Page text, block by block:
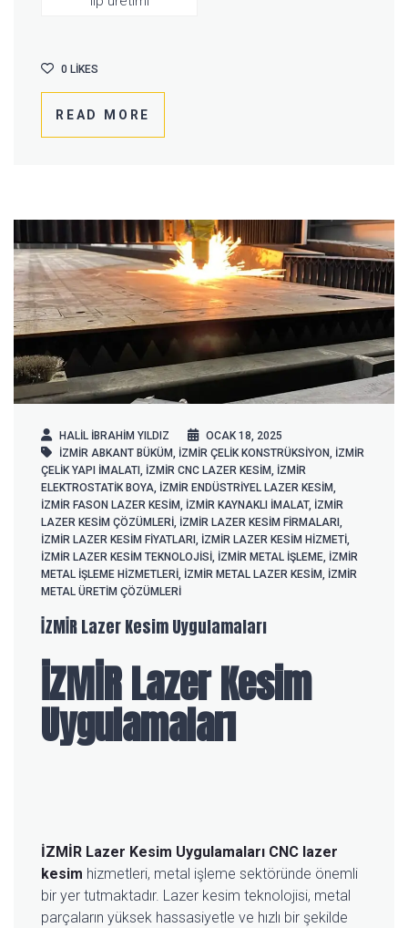
READ MORE
0 LIKES
HALIL IBRAHIM YILDIZ
OCAK 18, 2025
İZMİR ABKANT BÜKÜM İZMİR ÇELIK KONSTRÜKSIYON İZMİR
ÇELIK YAPI IMALATI İZMİR CNC LAZER KESIM İZMİR
ELEKTROSTATIK BOYA İZMİR ENDÜSTRIYEL LAZER KESIM
İZMİR FASON LAZER KESIM İZMİR KAYNAKLI IMALAT, İZMİR
LAZER KESIM ÇÖZÜMLERI İZMİR LAZER KESIM FIRMALARI
İZMİR LAZER KESIM FIYATLARI İZMİR LAZER KESIM HIZMETI
İZMİR LAZER KESIM TEKNOLOJISI İZMİR METAL IŞLEME İZMİR
METAL IŞLEME HIZMETLERI İZMİR METAL LAZER KESIM İZMİR
METAL ÜRETIM ÇÖZÜMLERI
İZMİR Lazer Kesim Uygulamaları
İZMİR Lazer Kesim
Uygulamaları
İZMİR Lazer Kesim Uygulamaları CNC lazer
kesim hizmetleri, metal işleme sektöründe önemli
bir yer tutmaktadır. Lazer kesim teknolojisi, metal
parçaların yüksek hassasiyetle ve hızlı bir şekilde